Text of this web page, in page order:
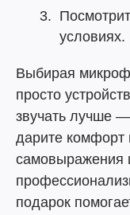
условиях.
Выбирая
просто
звучать лучше
дарите
подарок